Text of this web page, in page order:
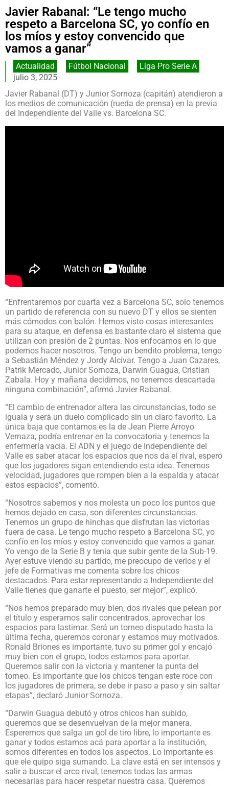
Javier Rabanal: “Le tengo mucho
respeto a Barcelona SC, yo confío en
los míos y estoy convencido que
vamos a ganar”
Actualidad Fútbol Nacional
Liga Pro Serie A
julio 3, 2025
Javier Rabanal (DT) y Junior Sornoza (capitán) atendieron a
los medios de comunicación (rueda de prensa) en la previa
del Independiente del Valle vs. Barcelona SC.
“Enfrentaremos por cuarta vez a Barcelona SC, solo tenemos
un partido de referencia con su nuevo DT y ellos se sienten
más cómodos con balón. Hemos visto cosas interesantes
para su ataque, en defensa es bastante claro el sistema que
utilizan con presión de 2 puntas. Nos enfocamos en lo que
podemos hacer nosotros. Tengo un bendito problema, tengo
a Sebastián Méndez y Jordy Alcívar. Tengo a Juan Cazares,
Patrik Mercado, Junior Sornoza, Darwin Guagua, Cristian
Zabala. Hoy y mañana decidimos, no tenemos descartada
ninguna combinación”, afirmó Javier Rabanal.
“El cambio de entrenador altera las circunstancias, todo se
iguala y será un duelo complicado sin un claro favorito. La
única baja que contamos es la de Jean Pierre Arroyo
Vernaza, podría entrenar en la convocatoria y tenemos la
enfermería vacía. El ADN y el juego de Independiente del
Valle es saber atacar los espacios que nos da el rival, espero
que los jugadores sigan entendiendo esta idea. Tenemos
velocidad, jugadores que rompen bien a la espalda y atacar
estos espacios”, comentó.
“Nosotros sabemos y nos molesta un poco los puntos que
hemos dejado en casa, son diferentes circunstancias.
Tenemos un grupo de hinchas que disfrutan las victorias
fuera de casa. Le tengo mucho respeto a Barcelona SC, yo
confío en los míos y estoy convencido que vamos a ganar.
Yo vengo de la Serie B y tenía que subir gente de la Sub-19.
Ayer estuve viendo su partido, me preocupo de verlos y el
jefe de Formativas me comenta sobre los chicos
destacados. Para estar representando a Independiente del
Valle tienes que ganarte el puesto, ser mejor”, explicó.
“Nos hemos preparado muy bien, dos rivales que pelean por
el título y esperamos salir concentrados, aprovechar los
espacios para lastimar. Será un torneo disputado hasta la
última fecha, queremos coronar y estamos muy motivados.
Ronald Briones es importante, tuvo su primer gol y encajó
muy bien con el grupo, todos estamos para aportar.
Queremos salir con la victoria y mantener la punta del
torneo. Es importante que los chicos tengan este roce con
los jugadores de primera, se debe ir paso a paso y sin saltar
etapas”, declaró Junior Sornoza.
“Darwin Guagua debutó y otros chicos han subido,
queremos que se desenvuelvan de la mejor manera.
Esperemos que salga un gol de tiro libre, lo importante es
ganar y todos estamos acá para aportar a la institución,
somos diferentes en todos los aspectos. Lo importante es
que ele quipo siga sumando. La clave está en ser intensos y
salir a buscar el arco rival, tenemos todas las armas
necesarias para hacer respetar nuestra casa. Queremos